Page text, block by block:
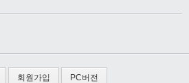
회원가입 PC버전